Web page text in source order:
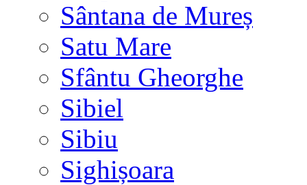
Sântana de Mureș
Satu Mare
Sfântu Gheorghe
Sibiel
Sibiu
Sighișoara